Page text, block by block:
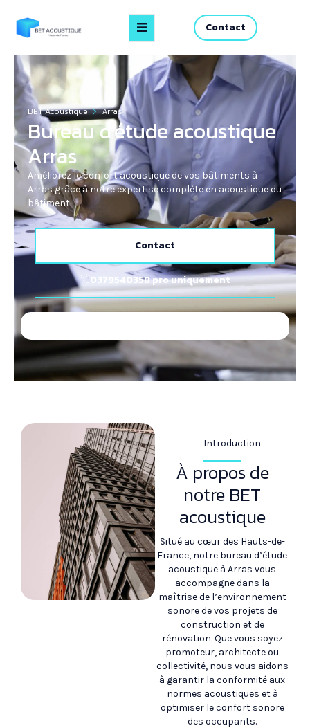
Contact
BET Acoustique Arras
Bureau d'étude acoustique
Arras
Améliorez le confort acoustique de vos bâtiments à
Arras grâce à notre expertise complète en acoustique du
bâtiment.
Contact
0379540358 pro uniquement
Introduction
À propos de
notre BET
acoustique
Situé au cœur des Hauts-de-
France, notre bureau d’étude
acoustique à Arras vous
accompagne dans la
maîtrise de l’environnement
sonore de vos projets de
construction et de
rénovation. Que vous soyez
promoteur, architecte ou
collectivité, nous vous aidons
à garantir la conformité aux
normes acoustiques et à
optimiser le confort sonore
des occupants.